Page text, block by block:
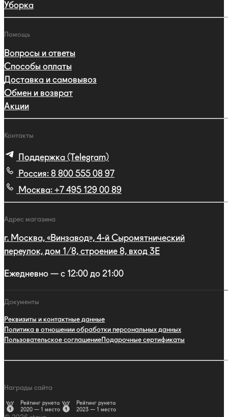
Уборка
Помощь
Вопросы и ответы
Способы оплаты
Доставка и самовывоз
Обмен и возврат
Акции
Контакты
Поддержка (Telegram)
Россия: 8 800 555 08 97
Москва: +7 495 129 00 89
Адрес магазина
г. Москва, «Винзавод», 4-й Сыромятнический
переулок, дом 1/8, строение 8, вход 3E
Ежедневно — с 12:00 до 21:00
Документы
Реквизиты и контактные данные
Политика в отношении обработки персональных данных
Пользовательское соглашениеПодарочные сертификаты
Награды сайта
Рейтинг рунета
2020 — 1 место
Рейтинг рунета
2023 — 1 место